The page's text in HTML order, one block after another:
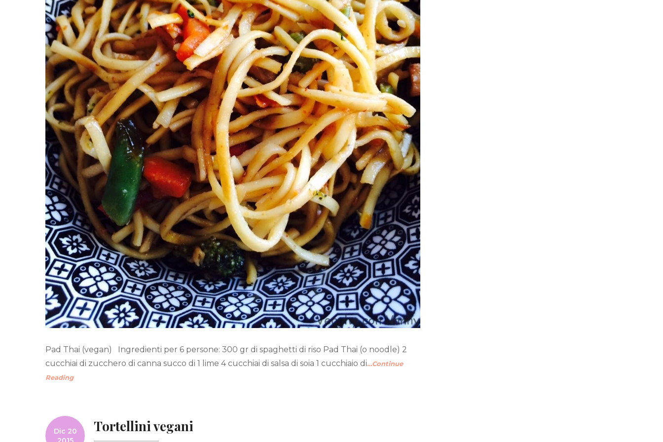
Pad Thai (vegan) Ingredienti per 6 persone: 300 gr di spaghetti di riso Pad Thai (o noodle) 2
cucchiai di zucchero di canna succo di 1 lime 4 cucchiai di salsa di soia 1 cucchiaio di…Continue
Reading
Dic 20
Tortellini vegani